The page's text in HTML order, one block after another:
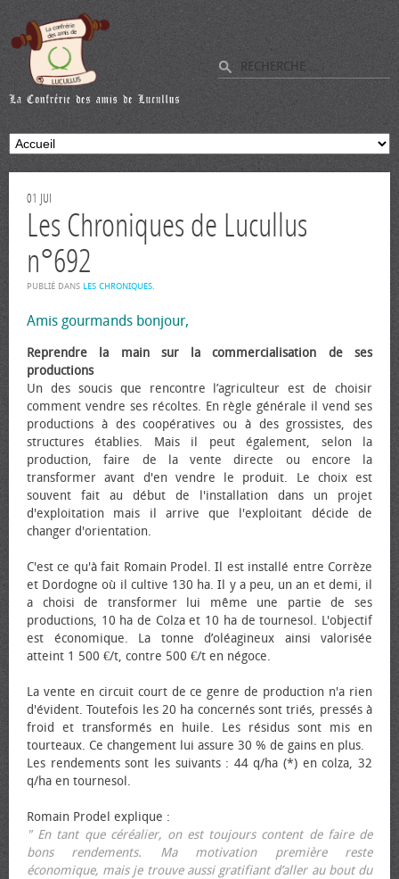
01 JUI
Les Chroniques de Lucullus
n°692
PUBLIÉ DANS LES CHRONIQUES.
Amis gourmands bonjour,
Reprendre la main sur la commercialisation de ses
productions
Un des soucis que rencontre l’agriculteur est de choisir
comment vendre ses récoltes. En règle générale il vend ses
productions à des coopératives ou à des grossistes, des
structures établies. Mais il peut également, selon la
production, faire de la vente directe ou encore la
transformer avant d'en vendre le produit. Le choix est
souvent fait au début de l'installation dans un projet
d'exploitation mais il arrive que l'exploitant décide de
changer d'orientation.
C'est ce qu'à fait Romain Prodel. Il est installé entre Corrèze
et Dordogne où il cultive 130 ha. Il y a peu, un an et demi, il
a choisi de transformer lui même une partie de ses
productions, 10 ha de Colza et 10 ha de tournesol. L'objectif
est économique. La tonne d’oléagineux ainsi valorisée
atteint 1 500 €/t, contre 500 €/t en négoce.
La vente en circuit court de ce genre de production n'a rien
d'évident. Toutefois les 20 ha concernés sont triés, pressés à
froid et transformés en huile. Les résidus sont mis en
tourteaux. Ce changement lui assure 30 % de gains en plus.
Les rendements sont les suivants : 44 q/ha (*) en colza, 32
q/ha en tournesol.
Romain Prodel explique :
" En tant que céréalier, on est toujours content de faire de
bons rendements. Ma motivation première reste
économique, mais je trouve aussi gratifiant d’aller au bout du